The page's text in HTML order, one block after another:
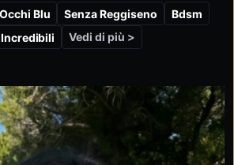
stare all'aria aperta. Potrei
miei selfie, ma nei messaggi privati
salutami e ti mostrerò cosa si
pantaloncini di jeans. Non
💋
Occhi Blu Senza Reggiseno
Bdsm
Vedi di più >